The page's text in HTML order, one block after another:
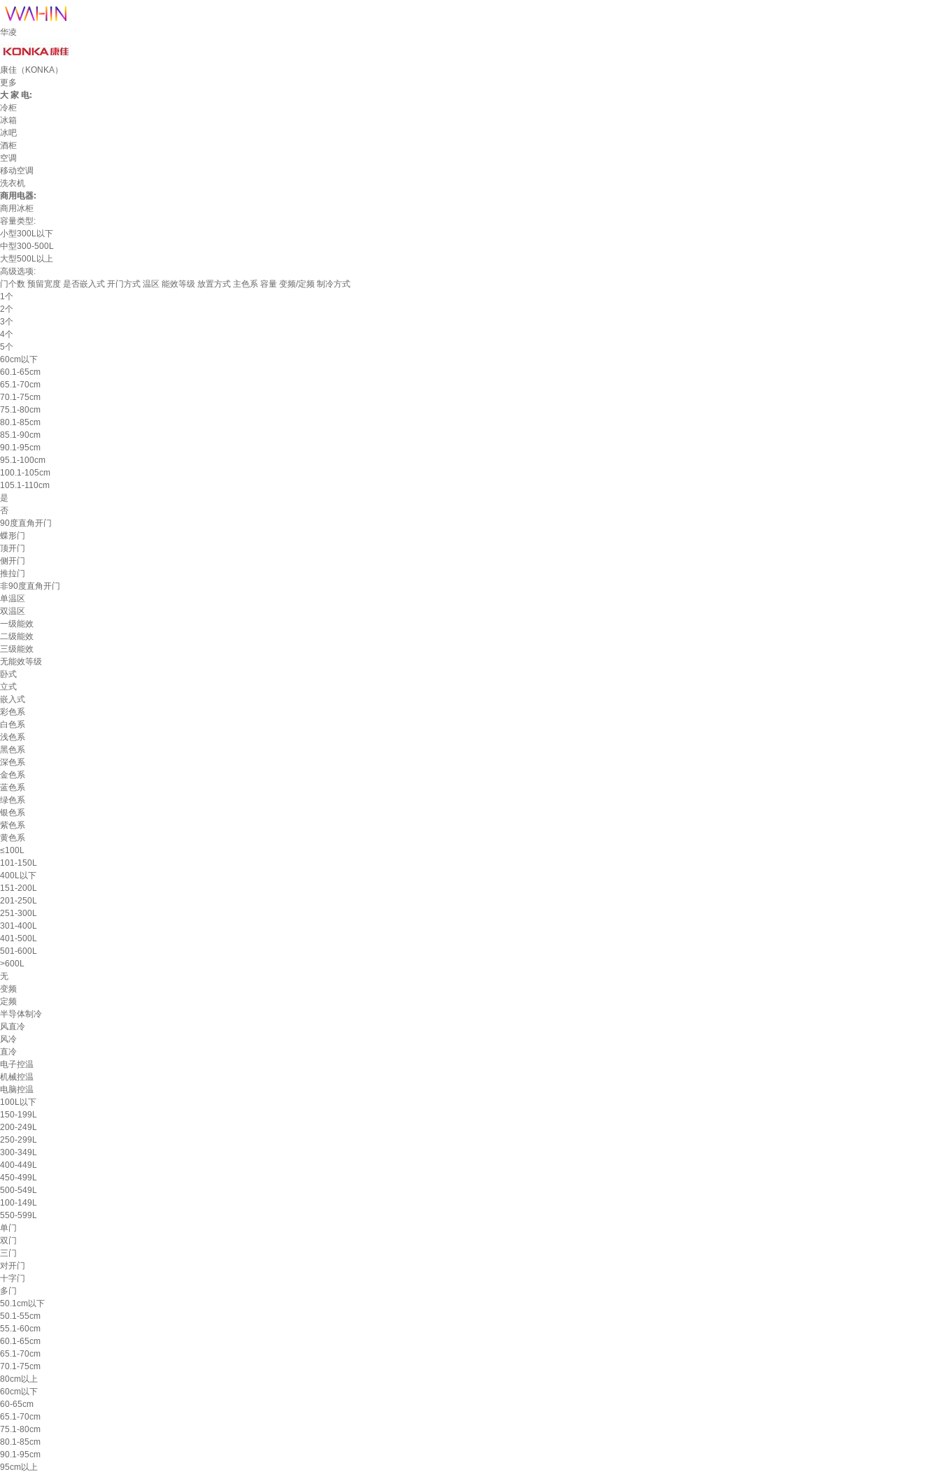
华凌
康佳（KONKA）
更多
大 家 电:
冷柜
冰箱
冰吧
酒柜
空调
移动空调
洗衣机
商用电器:
商用冰柜
容量类型:
小型300L以下
中型300-500L
大型500L以上
高级选项:
门个数 预留宽度 是否嵌入式 开门方式 温区 能效等级 放置方式 主色系 容量 变频/定频 制冷方式
1个
2个
3个
4个
5个
60cm以下
60.1-65cm
65.1-70cm
70.1-75cm
75.1-80cm
80.1-85cm
85.1-90cm
90.1-95cm
95.1-100cm
100.1-105cm
105.1-110cm
是
否
90度直角开门
蝶形门
顶开门
侧开门
推拉门
非90度直角开门
单温区
双温区
一级能效
二级能效
三级能效
无能效等级
卧式
立式
嵌入式
彩色系
白色系
浅色系
黑色系
深色系
金色系
蓝色系
绿色系
银色系
紫色系
黄色系
≤100L
101-150L
400L以下
151-200L
201-250L
251-300L
301-400L
401-500L
501-600L
>600L
无
变频
定频
半导体制冷
风直冷
风冷
直冷
电子控温
机械控温
电脑控温
100L以下
150-199L
200-249L
250-299L
300-349L
400-449L
450-499L
500-549L
100-149L
550-599L
单门
双门
三门
对开门
十字门
多门
50.1cm以下
50.1-55cm
55.1-60cm
60.1-65cm
65.1-70cm
70.1-75cm
80cm以上
60cm以下
60-65cm
65.1-70cm
75.1-80cm
80.1-85cm
90.1-95cm
95cm以上